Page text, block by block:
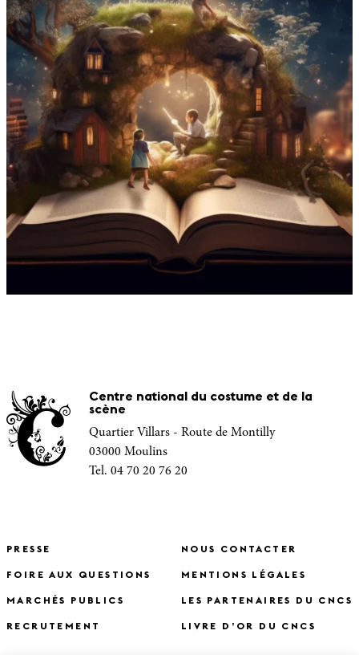
Centre national du costume et de la
scène
Quartier Villars - Route de Montilly
03000 Moulins
Tel. 04 70 20 76 20
PRESSE
FOIRE AUX QUESTIONS
MARCHÉS PUBLICS
RECRUTEMENT
NOUS CONTACTER
MENTIONS LÉGALES
LES PARTENAIRES DU CNCS
LIVRE D’OR DU CNCS